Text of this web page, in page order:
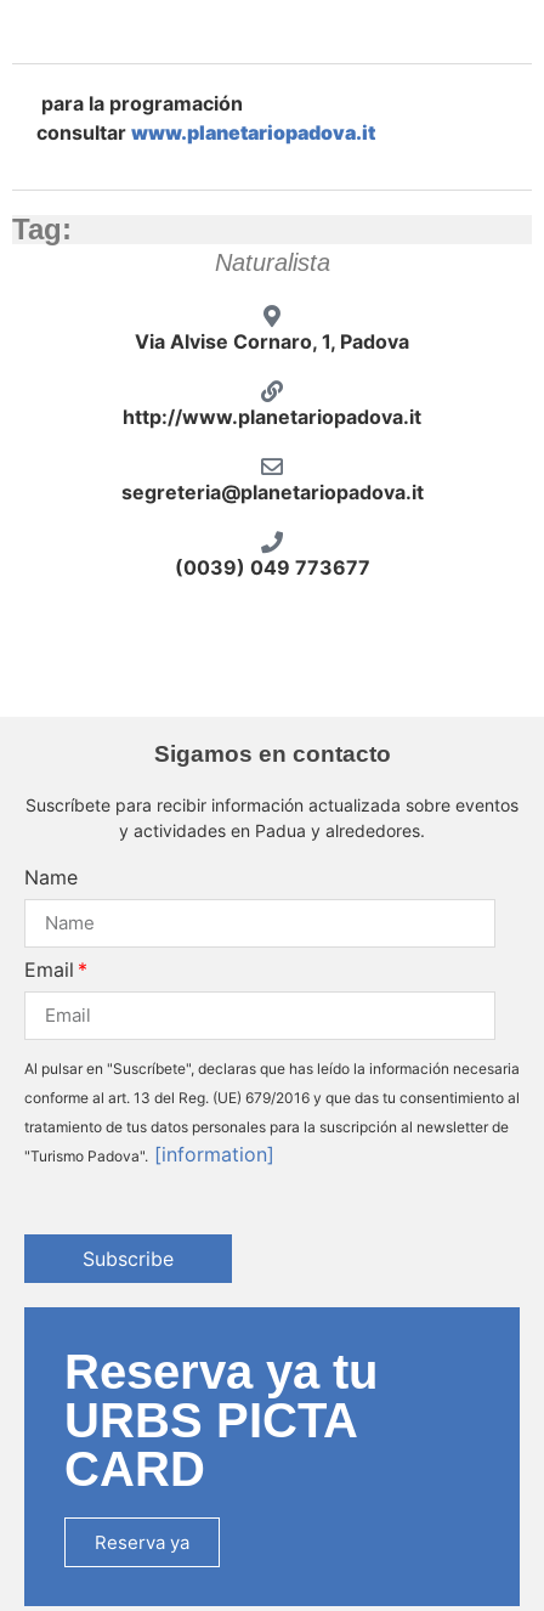
para la programación
consultar www.planetariopadova.it
Tag:
Naturalista
Via Alvise Cornaro, 1, Padova
http://www.planetariopadova.it
segreteria@planetariopadova.it
(0039) 049 773677
Sigamos en contacto
Suscríbete para recibir información actualizada sobre eventos
y actividades en Padua y alrededores.
Name
Email
Al pulsar en "Suscríbete", declaras que has leído la información necesaria
conforme al art. 13 del Reg. (UE) 679/2016 y que das tu consentimiento al
tratamiento de tus datos personales para la suscripción al newsletter de
"Turismo Padova". [information]
Subscribe
Reserva ya tu
URBS PICTA
CARD
Reserva ya